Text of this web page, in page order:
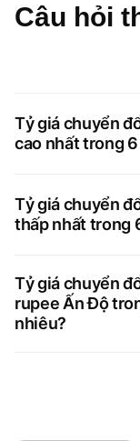
Câu hỏi
Tỷ giá chuyển
cao nhất trong
Tỷ giá chuyển
thấp nhất trong
Tỷ giá chuyển
rupee Ấn Độ
nhiêu?